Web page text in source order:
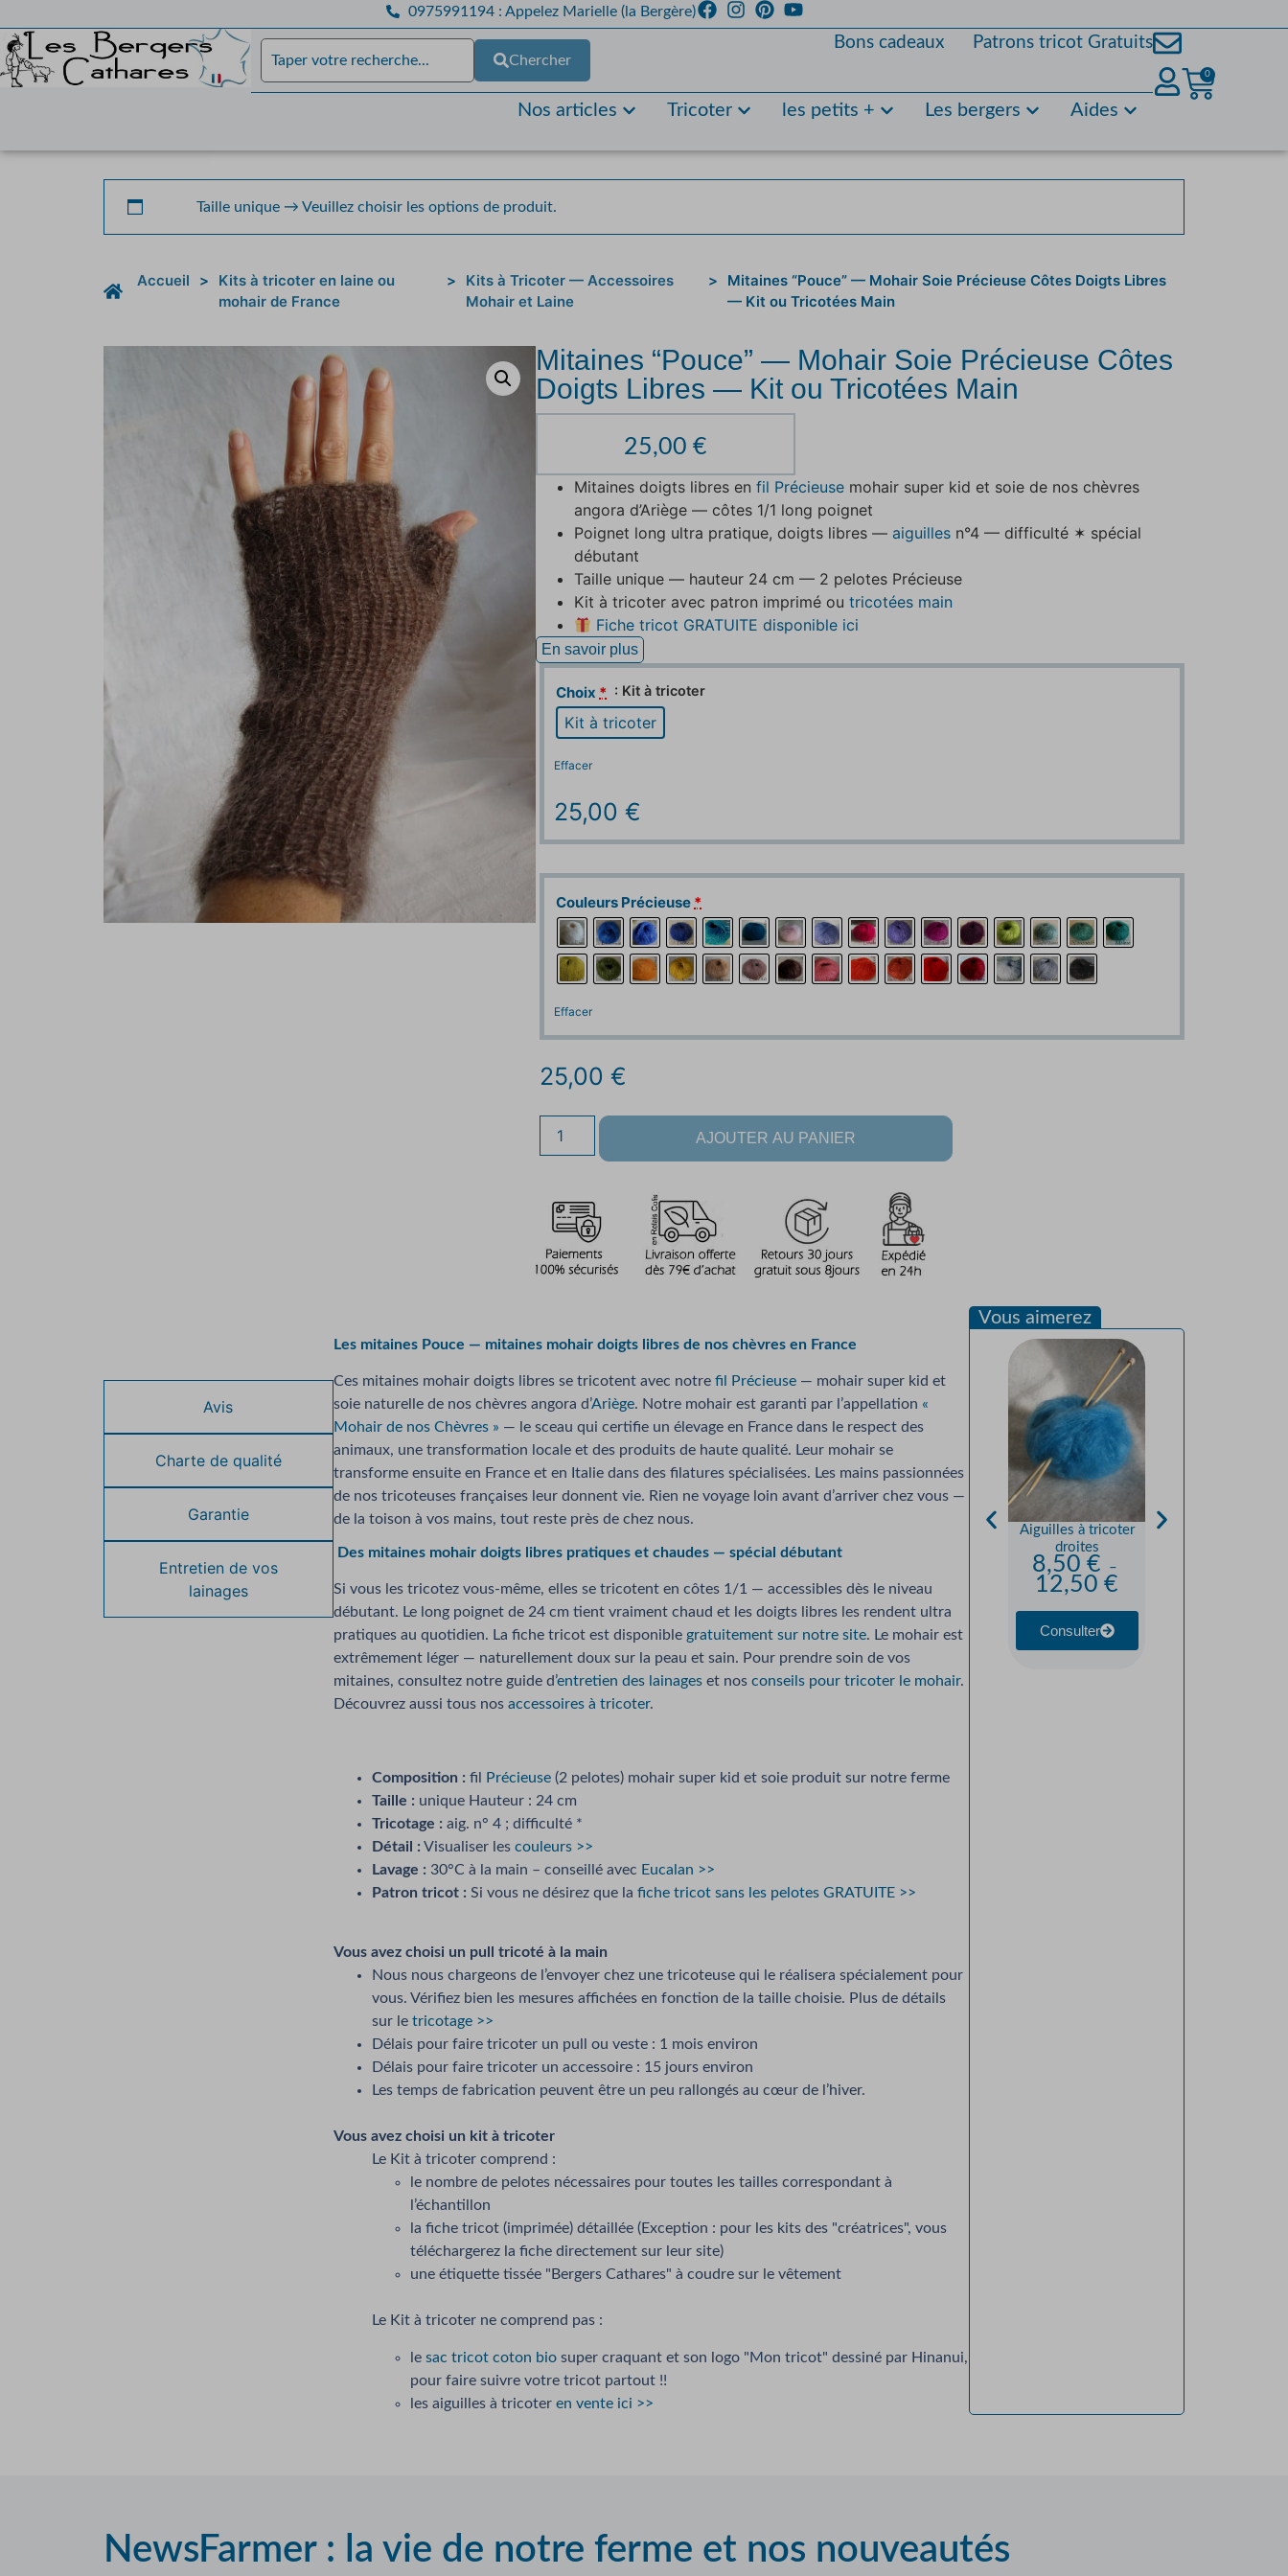
0975991194 : Appelez Marielle (la Bergère)
Chercher
Bons cadeaux Patrons tricot Gratuits
Nos articles Tricoter les petits + Les bergers Aides
0
Taille unique→ Veuillez choisir les options de produit.
Accueil >
Kits à tricoter en laine ou
mohair de France
>
Kits à Tricoter — Accessoires
Mohair et Laine
>
Mitaines “Pouce” — Mohair Soie Précieuse Côtes Doigts Libres
— Kit ou Tricotées Main
Mitaines “Pouce” — Mohair Soie Précieuse Côtes
Doigts Libres — Kit ou Tricotées Main
25,00€
Mitaines doigts libres enfil Précieuse mohair super kid et soie de nos chèvres
angora d’Ariège — côtes 1/1 long poignet
Poignet long ultra pratique, doigts libres —aiguilles n°4 — difficulté ✶ spécial
débutant
Taille unique — hauteur 24 cm — 2 pelotes Précieuse
Kit à tricoter avec patron imprimé outricotées main
Fiche tricot GRATUITE disponible ici
En savoir plus
Choix * : Kit à tricoter
Kit à tricoter
Effacer
25,00€
Couleurs Précieuse *
Effacer
25,00€
AJOUTER AU PANIER
Avis
Charte de qualité
Garantie
Entretien de vos
lainages
Les mitaines Pouce — mitaines mohair doigts libres de nos chèvres en France
Ces mitaines mohair doigts libres se tricotent avec notre fil Précieuse— mohair super kid et
soie naturelle de nos chèvres angora d’Ariège. Notre mohair est garanti par l’appellation «
Mohair de nos Chèvres » — le sceau qui certifie un élevage en France dans le respect des
animaux, une transformation locale et des produits de haute qualité. Leur mohair se
transforme ensuite en France et en Italie dans des filatures spécialisées. Les mains passionnées
de nos tricoteuses françaises leur donnent vie. Rien ne voyage loin avant d’arriver chez vous —
de la toison à vos mains, tout reste près de chez nous.
Des mitaines mohair doigts libres pratiques et chaudes — spécial débutant
Si vous les tricotez vous-même, elles se tricotent en côtes 1/1 — accessibles dès le niveau
débutant. Le long poignet de 24 cm tient vraiment chaud et les doigts libres les rendent ultra
pratiques au quotidien. La fiche tricot est disponible gratuitement sur notre site. Le mohair est
extrêmement léger — naturellement doux sur la peau et sain. Pour prendre soin de vos
mitaines, consultez notre guide d’entretien des lainageset nos conseils pour tricoter le mohair.
Découvrez aussi tous nos accessoires à tricoter.
Composition : fil Précieuse(2 pelotes) mohair super kid et soie produit sur notre ferme
Taille : unique Hauteur : 24 cm
Tricotage : aig. n° 4 ; difficulté *
Détail : Visualiser les couleurs >>
Lavage : 30°C à la main – conseillé avec Eucalan >>
Patron tricot : Si vous ne désirez que la fiche tricot sans les pelotes GRATUITE >>
Vous avez choisi un pull tricoté à la main
Nous nous chargeons de l’envoyer chez une tricoteuse qui le réalisera spécialement pour
vous. Vérifiez bien les mesures affichées en fonction de la taille choisie. Plus de détails
sur le tricotage >>
Délais pour faire tricoter un pull ou veste : 1 mois environ
Délais pour faire tricoter un accessoire : 15 jours environ
Les temps de fabrication peuvent être un peu rallongés au cœur de l’hiver.
Vous avez choisi un kit à tricoter
Le Kit à tricoter comprend :
le nombre de pelotes nécessaires pour toutes les tailles correspondant à
l’échantillon
la fiche tricot (imprimée) détaillée (Exception : pour les kits des "créatrices", vous
téléchargerez la fiche directement sur leur site)
une étiquette tissée "Bergers Cathares" à coudre sur le vêtement
Le Kit à tricoter ne comprend pas :
le sac tricot coton biosuper craquant et son logo "Mon tricot" dessiné par Hinanui,
pour faire suivre votre tricot partout !!
les aiguilles à tricoter en vente ici >>
Vous aimerez
Aiguilles à tricoter
droites
8,50€ –
12,50€
Consulter
Précieuse Pompons –
NewsFarmer : la vie de notre ferme et nos nouveautés